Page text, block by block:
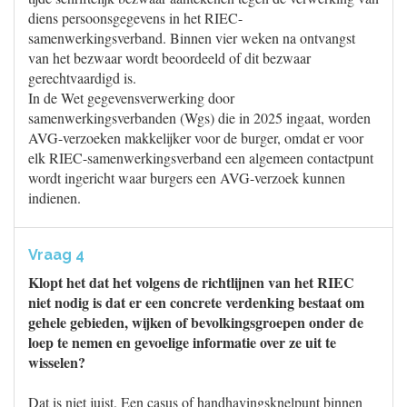
diens persoonsgegevens in het RIEC-
samenwerkingsverband. Binnen vier weken na ontvangst
van het bezwaar wordt beoordeeld of dit bezwaar
gerechtvaardigd is.
In de Wet gegevensverwerking door
samenwerkingsverbanden (Wgs) die in 2025 ingaat, worden
AVG-verzoeken makkelijker voor de burger, omdat er voor
elk RIEC-samenwerkingsverband een algemeen contactpunt
wordt ingericht waar burgers een AVG-verzoek kunnen
indienen.
Vraag 4
Klopt het dat het volgens de richtlijnen van het RIEC
niet nodig is dat er een concrete verdenking bestaat om
gehele gebieden, wijken of bevolkingsgroepen onder de
loep te nemen en gevoelige informatie over ze uit te
wisselen?
Dat is niet juist. Een casus of handhavingsknelpunt binnen